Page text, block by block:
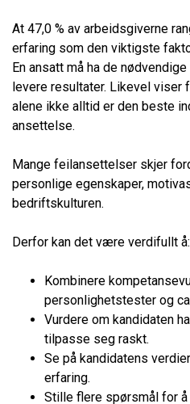
At 47,0 % av arbeidsgiverne
erfaring som den viktigste
En ansatt må ha de
levere resultater. Likevel viser
alene ikke alltid er den beste
ansettelse.
Mange feilansettelser skjer
personlige egenskaper,
bedriftskulturen.
Derfor kan det være verdifullt å:
Kombinere
personlighetstester og
Vurdere om kandidaten
tilpasse seg raskt.
Se på kandidatens
erfaring.
Stille flere spørsmål for